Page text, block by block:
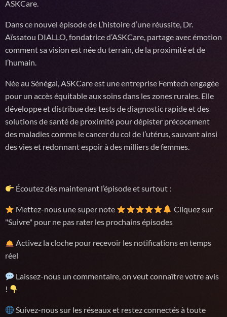
ASKCare.
Dans ce nouvel épisode de L’histoire d’une réussite, Dr.
Aïssatou DIALLO, fondatrice d’ASKCare, partage avec émotion
comment sa vision est née du terrain, de la proximité et de
l’humain.
Née au Sénégal, ASKCare est une entreprise Femtech engagée
pour un accès équitable aux soins dans les zones rurales. Elle
développe et distribue des tests de diagnostic rapide et des
solutions de santé de proximité pour dépister précocement
des maladies comme le cancer du col de l’utérus, sauvant ainsi
des vies et redonnant espoir à des milliers de femmes.
Écoutez dès maintenant l’épisode et surtout :
Mettez-nous une super note
Cliquez sur
"Suivre" pour ne pas rater les prochains épisodes
Activez la cloche pour recevoir les notifications en temps
réel
Laissez-nous un commentaire, on veut connaître votre avis
!
Suivez-nous sur les réseaux et restez connectés à toute